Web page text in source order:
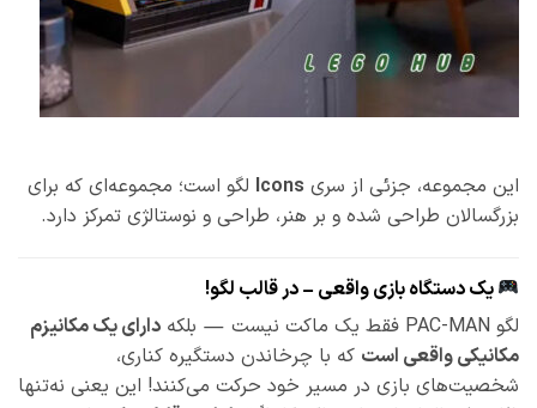
این مجموعه، جزئی از سریIconsلگو است؛ مجموعه‌ای که برای
بزرگسالان طراحی شده و بر هنر، طراحی و نوستالژی تمرکز دارد.
یک دستگاه بازی واقعی – در قالب لگو!
لگو PAC-MAN فقط یک ماکت نیست — بلکه
دارای یک مکانیزم
مکانیکی واقعی استکه با چرخاندن دستگیره کناری،
شخصیت‌های بازی در مسیر خود حرکت می‌کنند! این یعنی نه‌تنها